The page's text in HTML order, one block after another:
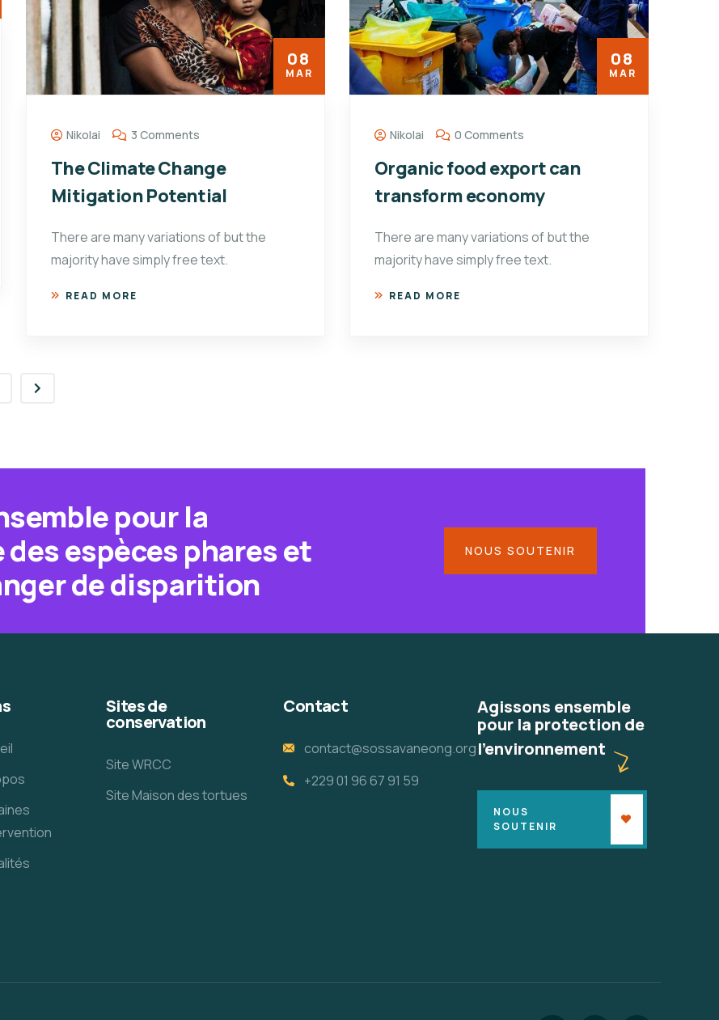
08
MAR
Nikolai 3 Comments
The Climate Change
Mitigation Potential
There are many variations of but the
majority have simply free text.
READ MORE
08
MAR
Nikolai 0 Comments
Organic food export can
transform economy
There are many variations of but the
majority have simply free text.
READ MORE
pour la
espèces phares et
de disparition
NOUS SOUTENIR
Sites de
conservation
Site WRCC
Site Maison des tortues
Contact
contact@sossavaneong.org
+229 01 96 67 91 59
Agissons ensemble
pour la protection de
l'environnement
NOUS
SOUTENIR